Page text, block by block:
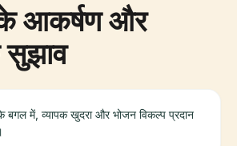
आकर्षण और
सुझाव
बगल में, व्यापक खुदरा और भोजन विकल्प प्रदान